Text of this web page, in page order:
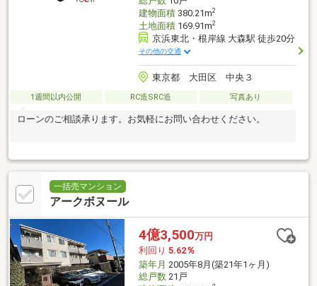
建物面積380.21m2
土地面積169.91m2
京浜東北・根岸線 大森駅 徒歩20分
その他の交通
東京都 大田区 中央３
1週間以内公開 RC造SRC造 写真あり
ローンのご相談承ります。お気軽にお問い合わせください。
一括売マンション
アークボヌール
4億3,500万円
利回り 5.62％
築年月 2005年8月(築21年1ヶ月)
総戸数21戸